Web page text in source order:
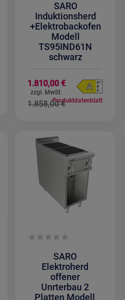
SARO
Induktionsherd
+Elektrobackofen
Modell
TS95IND61N
schwarz
Sonderangebot
1.810,00 €
1.858,00 €Produktdatenblatt
SARO
Elektroherd
offener
Unrterbau 2
Platten Modell